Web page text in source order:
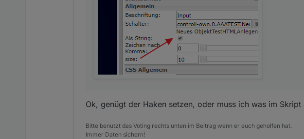
Ok, genügt der Haken setzen, oder muss ich was im Skript
Bitte benutzt das Voting rechts unten im Beitrag wenn er euch geholfen hat.
Immer Daten sichern!